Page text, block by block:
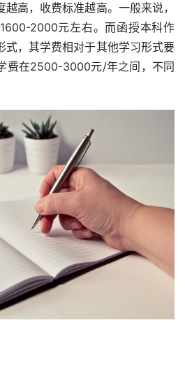
高，收费标准越高。一般来说，
2000元左右。而函授本科作
式，其学费相对于其他学习形式要
费在2500-3000元/年之间，不同